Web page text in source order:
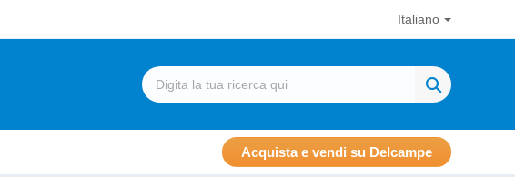
Italiano
Acquista e vendi su Delcampe